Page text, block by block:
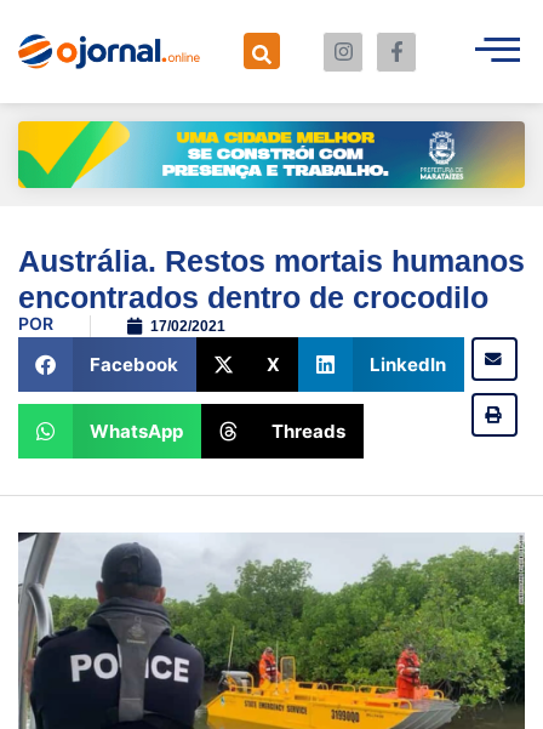
Austrália. Restos mortais humanos
encontrados dentro de crocodilo
POR 17/02/2021
Facebook X LinkedIn
WhatsApp Threads